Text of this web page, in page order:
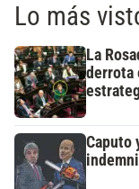
Lo más
La
derrota
Caputo